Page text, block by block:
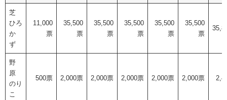
芝
ひろ
か
ず
11,000
票
35,500
票
35,500
票
35,500
票
35,500
票
35,500
票
野
原
のり
こ
500票 2,000票 2,000票 2,000票 2,000票 2,000票